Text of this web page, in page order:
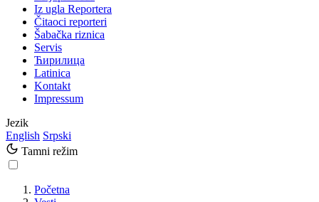
Iz ugla Reportera
Čitaoci reporteri
Šabačka riznica
Servis
Ћирилица
Latinica
Kontakt
Impressum
Jezik
English Srpski
Tamni režim
Početna